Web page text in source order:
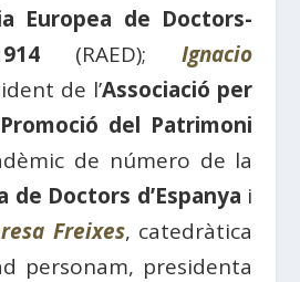
Europea de Doctors-
(RAED);Ignacio
de l’Associació per
del Patrimoni
de número de la
de Doctors d’Espanya i
Freixes, catedràtica
personam, presidenta